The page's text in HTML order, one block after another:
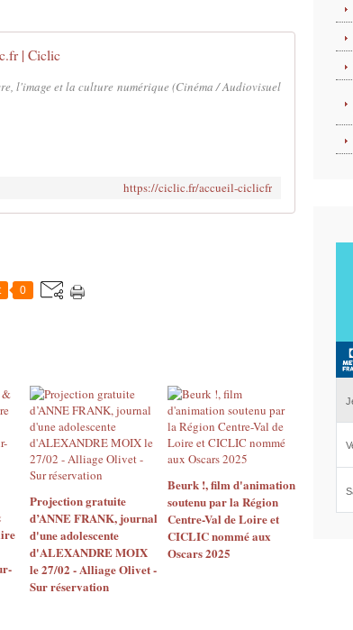
| Ciclic
l'image et la culture numérique (Cinéma / Audiovisuel
https://ciclic.fr/accueil-ciclicfr
0
Projection gratuite
d’ANNE FRANK, journal
d'une adolescente
d'ALEXANDRE MOIX
le 27/02 - Alliage Olivet -
Sur réservation
Beurk !, film d'animation
soutenu par la Région
Centre-Val de Loire et
CICLIC nommé aux
Oscars 2025